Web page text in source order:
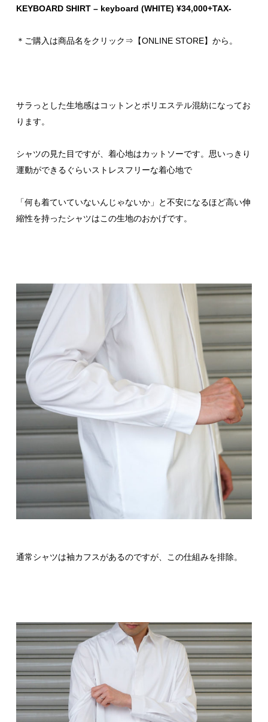
KEYBOARD SHIRT – keyboard (WHITE) ¥34,000+TAX-
＊ご購入は商品名をクリック⇒【ONLINE STORE】から。
サラっとした生地感はコットンとポリエステル混紡になってお
ります。
シャツの見た目ですが、着心地はカットソーです。思いっきり
運動ができるぐらいストレスフリーな着心地で
「何も着ていていないんじゃないか」と不安になるほど高い伸
縮性を持ったシャツはこの生地のおかげです。
通常シャツは袖カフスがあるのですが、この仕組みを排除。